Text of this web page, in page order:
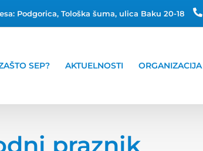
Podgorica, Tološka šuma, ulica Baku 20-18
SEP? AKTUELNOSTI ORGANIZACIJA
praznik